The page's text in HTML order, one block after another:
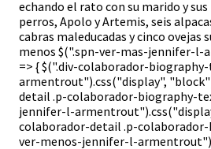
echando el rato con su marido y sus
perros, Apolo y Artemis, seis
cabras maleducadas y cinco ovejas
menos $(".spn-ver-mas-jennifer-
=> { $(".div-colaborador-
armentrout").css("display",
detail .p-colaborador-biography-
jennifer-l-
colaborador-detail .p-
ver-menos-jennifer-l-